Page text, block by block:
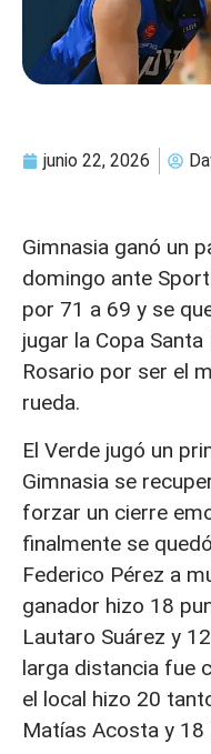
junio 22, 2026
Gimnasia ganó un
domingo ante
por 71 a 69 y se
jugar la Copa
Rosario por ser el
rueda.
El Verde jugó un
Gimnasia se
forzar un cierre
finalmente se
Federico Pérez a
ganador hizo 18
Lautaro Suárez y
larga distancia fue
el local hizo 20
Matías Acosta y 18